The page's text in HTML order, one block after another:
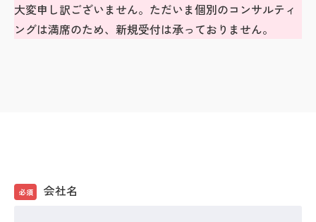
大変申し訳ございません。ただいま個別のコンサルティ
ングは満席のため、新規受付は承っておりません。
必須 会社名